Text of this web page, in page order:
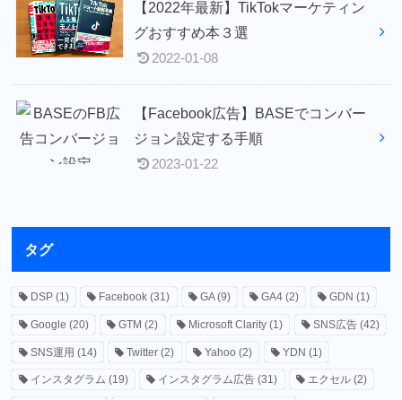
【2022年最新】TikTokマーケティン
グおすすめ本３選
2022-01-08
【Facebook広告】BASEでコンバー
ジョン設定する手順
2023-01-22
タグ
DSP(1) Facebook (31) GA(9) GA4(2) GDN (1)
Google (20) GTM (2) Microsoft Clarity (1) SNS広告(42)
SNS運用 (14) Twitter (2) Yahoo (2) YDN (1)
インスタグラム (19) インスタグラム広告 (31) エクセル (2)